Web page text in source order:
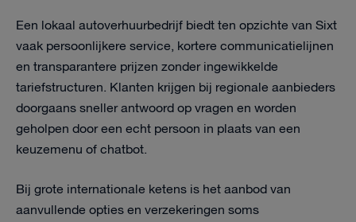
Een lokaal autoverhuurbedrijf biedt ten opzichte van Sixt
vaak persoonlijkere service, kortere communicatielijnen
en transparantere prijzen zonder ingewikkelde
tariefstructuren. Klanten krijgen bij regionale aanbieders
doorgaans sneller antwoord op vragen en worden
geholpen door een echt persoon in plaats van een
keuzemenu of chatbot.
Bij grote internationale ketens is het aanbod van
aanvullende opties en verzekeringen soms